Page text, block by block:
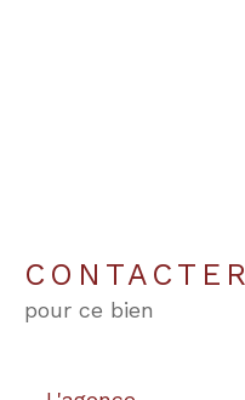
CONTACTER
pour ce bien